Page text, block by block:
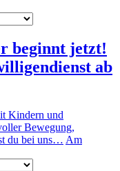
beginnt jetzt!
ab
Kindern und
Bewegung,
du bei uns… Am